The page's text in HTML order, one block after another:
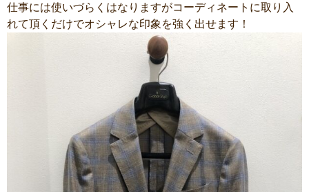
仕事には使いづらくはなりますがコーディネートに取り入
れて頂くだけでオシャレな印象を強く出せます！